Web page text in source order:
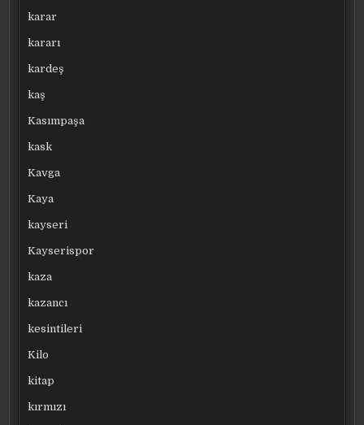
karar
kararı
kardeş
kaş
Kasımpaşa
kask
Kavga
Kaya
kayseri
Kayserispor
kaza
kazancı
kesintileri
Kilo
kitap
kırmızı